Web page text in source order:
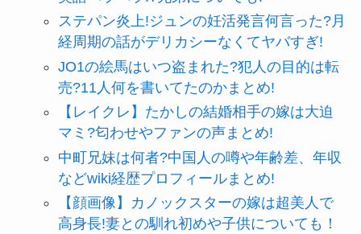
ステパン炎上!ジュンの妊活発言何言った?月
経周期の話がデリカシーなくてヤバすぎ!
JO1の絵馬はいつ盗まれた?犯人の目的は転
売?11人何を書いてたのかまとめ!
【レイクレ】たかしの結婚相手の嫁は大迫
マミ?匂わせやファンの声まとめ!
中町兄妹は何者?中国人の噂や年齢差、年収
などwiki経歴プロフィールまとめ!
【顔画像】カノックスターの嫁は超美人で
高身長!妻との馴れ初めや子供についても！